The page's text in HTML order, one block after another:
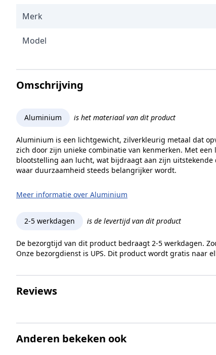
Merk
Model
Omschrijving
Aluminium is het materiaal van dit product
Aluminium is een lichtgewicht, zilverkleurig metaal dat
zich door zijn unieke combinatie van kenmerken. Met
blootstelling aan lucht, wat bijdraagt aan zijn
waar duurzaamheid steeds belangrijker wordt.
Meer informatie over Aluminium
2-5 werkdagen is de levertijd van dit product
De bezorgtijd van dit product bedraagt 2-5 werkdagen.
Onze bezorgdienst is UPS. Dit product wordt gratis naar
Reviews
Anderen bekeken ook